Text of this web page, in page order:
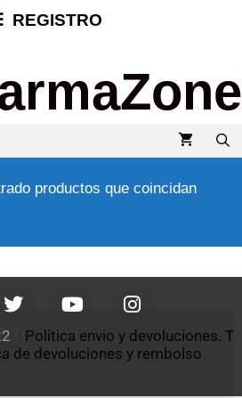
REGISTRO
productos que coincidan
Politica envio y devoluciones.
de devoluciones y rembolso